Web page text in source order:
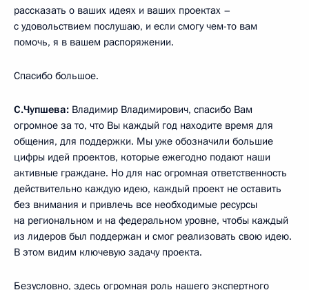
рассказать о ваших идеях и ваших проектах –
с удовольствием послушаю, и если смогу чем-то вам
помочь, я в вашем распоряжении.
Спасибо большое.
С.Чупшева: Владимир Владимирович, спасибо Вам
огромное за то, что Вы каждый год находите время для
общения, для поддержки. Мы уже обозначили большие
цифры идей проектов, которые ежегодно подают наши
активные граждане. Но для нас огромная ответственность
действительно каждую идею, каждый проект не оставить
без внимания и привлечь все необходимые ресурсы
на региональном и на федеральном уровне, чтобы каждый
из лидеров был поддержан и смог реализовать свою идею.
В этом видим ключевую задачу проекта.
Безусловно, здесь огромная роль нашего экспертного